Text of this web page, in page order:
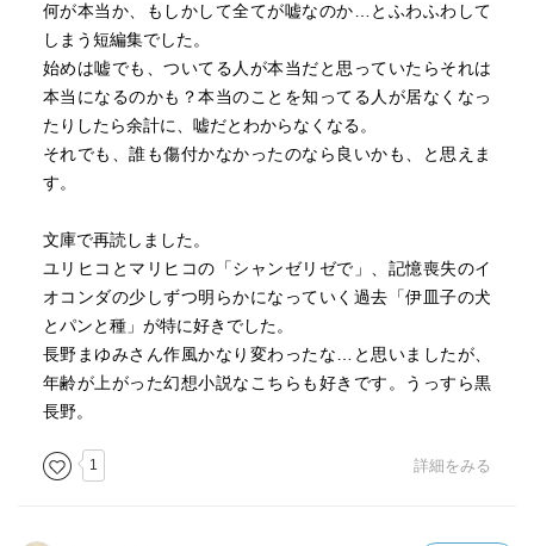
何が本当か、もしかして全てが嘘なのか…とふわふわして
しまう短編集でした。
始めは嘘でも、ついてる人が本当だと思っていたらそれは
本当になるのかも？本当のことを知ってる人が居なくなっ
たりしたら余計に、嘘だとわからなくなる。
それでも、誰も傷付かなかったのなら良いかも、と思えま
す。
文庫で再読しました。
ユリヒコとマリヒコの「シャンゼリゼで」、記憶喪失のイ
オコンダの少しずつ明らかになっていく過去「伊皿子の犬
とパンと種」が特に好きでした。
長野まゆみさん作風かなり変わったな…と思いましたが、
年齢が上がった幻想小説なこちらも好きです。うっすら黒
長野。
1 詳細をみる